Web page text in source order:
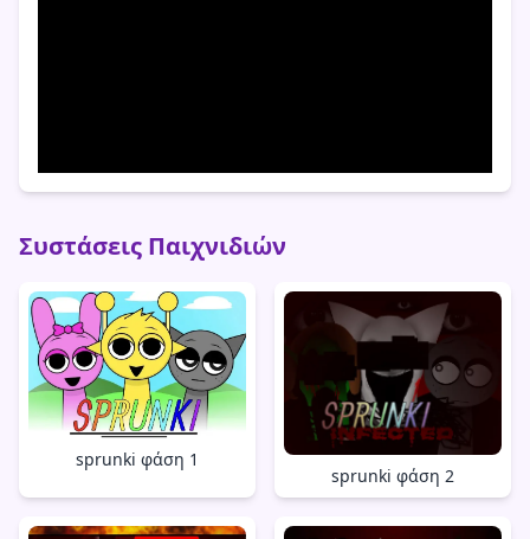
Συστάσεις Παιχνιδιών
sprunki φάση 1
sprunki φάση 2